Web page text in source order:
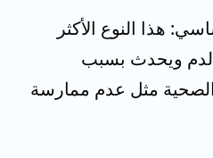
هذا النوع الأكثر
ويحدث بسبب
مثل عدم ممارسة